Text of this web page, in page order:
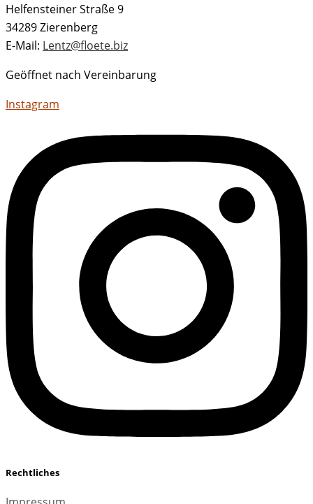
Helfensteiner Straße 9
34289 Zierenberg
E-Mail: Lentz@floete.biz
Geöffnet nach Vereinbarung
Instagram
Rechtliches